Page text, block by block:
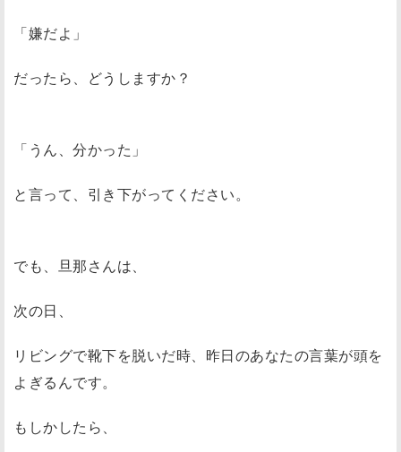
「嫌だよ」
だったら、どうしますか？
「うん、分かった」
と言って、引き下がってください。
でも、旦那さんは、
次の日、
リビングで靴下を脱いだ時、昨日のあなたの言葉が頭を
よぎるんです。
もしかしたら、